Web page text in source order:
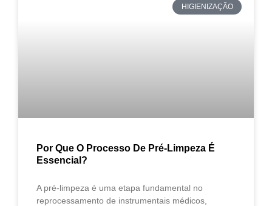
HIGIENIZAÇÃO
Por Que O Processo De Pré-Limpeza É
Essencial?
A pré-limpeza é uma etapa fundamental no
reprocessamento de instrumentais médicos,